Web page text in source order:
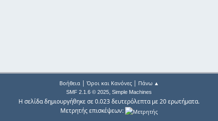
Βοήθεια| Όροι και Κανόνες| Πάνω ▲
SMF 2.1.6 © 2025, Simple Machines
Η σελίδα δημιουργήθηκε σε 0.023 δευτερόλεπτα με 20 ερωτήματα.
Μετρητής επισκέψεων: